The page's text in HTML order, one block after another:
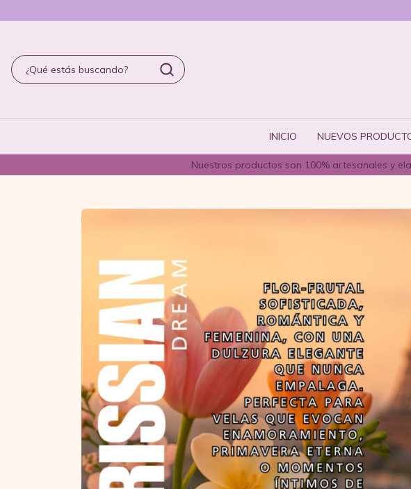
Nuestros productos son 100% artesanales y
INICIO NUEVOS